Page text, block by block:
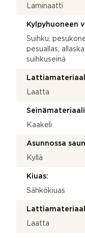
Laminaatti
Kylpyhuoneen
Suihku,
pesuallas,
suihkuseinä
Laatta
Kaakeli
Asunnossa
Kyllä
Kiuas:
Sähkökiuas
Laatta